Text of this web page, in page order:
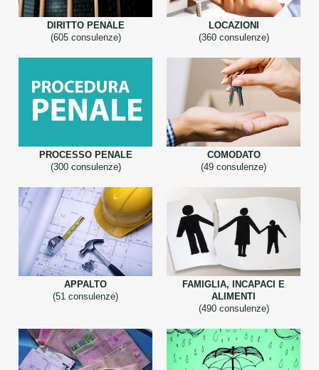
DIRITTO PENALE
(605 consulenze)
LOCAZIONI
(360 consulenze)
PROCESSO PENALE
(300 consulenze)
COMODATO
(49 consulenze)
APPALTO
(51 consulenze)
FAMIGLIA, INCAPACI E
ALIMENTI
(490 consulenze)